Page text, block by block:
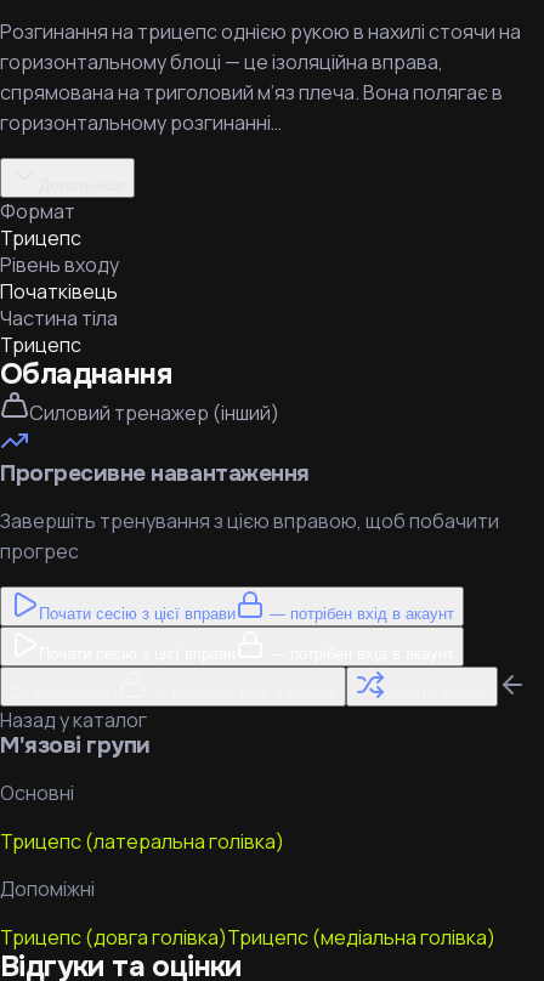
Розгинання на трицепс однією рукою в нахилі стоячи на
горизонтальному блоці — це ізоляційна вправа,
спрямована на триголовий м’яз плеча. Вона полягає в
горизонтальному розгинанні…
Формат
Трицепс
Рівень входу
Початківець
Частина тіла
Трицепс
Обладнання
Силовий тренажер (інший)
Прогресивне навантаження
Завершіть тренування з цією вправою, щоб побачити
прогрес
Почати сесію з цієї вправи — потрібен вхід в акаунт
Назад у каталог
М'язові групи
Основні
Трицепс (латеральна голівка)
Допоміжні
Трицепс (довга голівка)Трицепс (медіальна голівка)
Відгуки та оцінки